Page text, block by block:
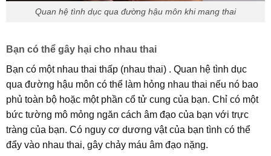
Quan hệ tình dục qua đường hậu môn khi mang thai
Bạn có thể gây hại cho nhau thai
Bạn có một nhau thai thấp (nhau thai) . Quan hệ tình dục
qua đường hậu môn có thể làm hỏng nhau thai nếu nó bao
phủ toàn bộ hoặc một phần cổ tử cung của bạn. Chỉ có một
bức tường mô mỏng ngăn cách âm đạo của bạn với trực
tràng của bạn. Có nguy cơ dương vật của bạn tình có thể
đẩy vào nhau thai, gây chảy máu âm đạo nặng.